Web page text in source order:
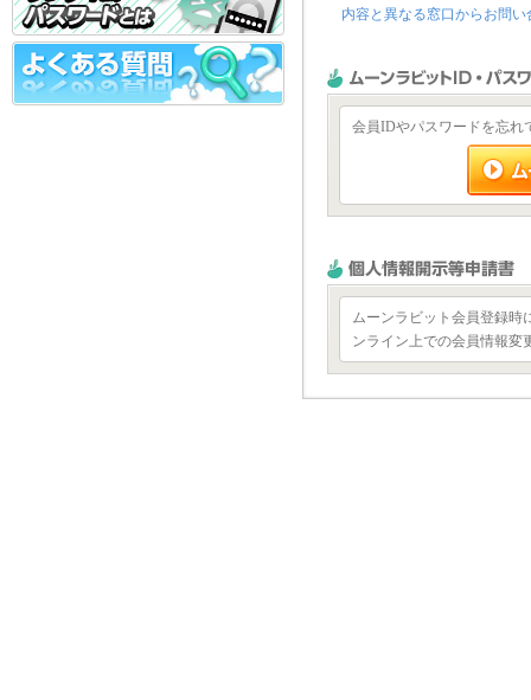
内容と異なる窓口からお問
会員IDやパスワードを忘れ
ムーンラビット会員登録時
ンライン上での会員情報変